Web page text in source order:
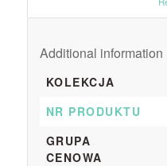
Additional information
KOLEKCJA
NR PRODUKTU
GRUPA
CENOWA